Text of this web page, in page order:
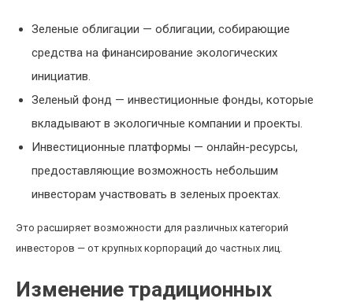
Зеленые облигации — облигации, собирающие
средства на финансирование экологических
инициатив.
Зеленый фонд — инвестиционные фонды, которые
вкладывают в экологичные компании и проекты.
Инвестиционные платформы — онлайн-ресурсы,
предоставляющие возможность небольшим
инвесторам участвовать в зеленых проектах.
Это расширяет возможности для различных категорий
инвесторов — от крупных корпораций до частных лиц.
Изменение традиционных